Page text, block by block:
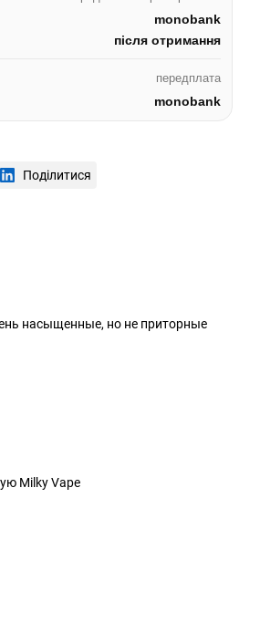
monobank
після отримання
передплата
monobank
Поділитися
насыщенные, но не приторные
Milky Vape